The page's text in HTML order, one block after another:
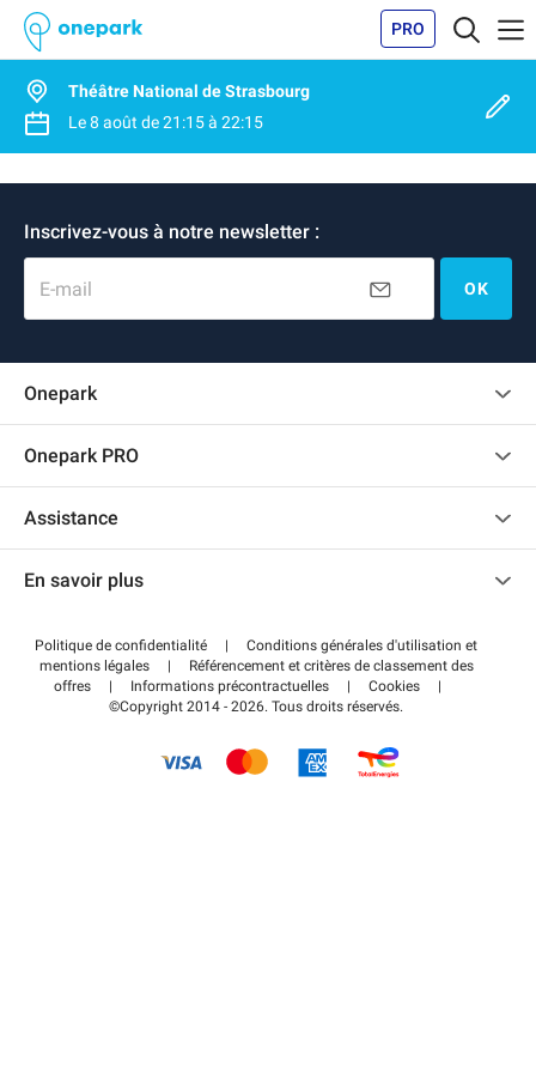
PRO
Théâtre National de Strasbourg
Le8 août de21:15à 22:15
Inscrivez-vous à notre newsletter :
E-mail OK
Onepark
Recrutement
Onepark PRO
Accéder à mon espace partenaire
Assistance
Centre d'aide
Régler votre stationnement FLOW
En savoir plus
Wiki
Guide du stationnement
Politique de confidentialité |
Conditions générales d'utilisation et
mentions légales
|
Référencement et critères de classement des
offres
| Informations précontractuelles | Cookies
|
©Copyright 2014 - 2026. Tous droits réservés.